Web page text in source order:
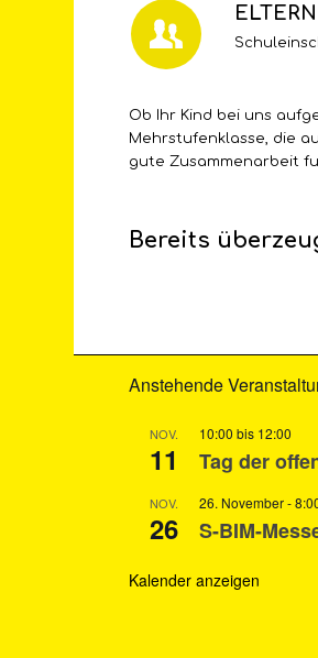
Ob Ihr Kind bei uns
Mehrstufenklasse, die
gute Zusammenarbeit
Bereits
Anstehende
NOV.
11
10:00 bis 12:00
Tag der
NOV.
26
26. November -
S-BIM-
Kalender anzeigen